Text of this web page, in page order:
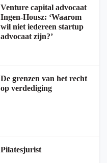
Venture capital advocaat
Ingen-Housz: ‘Waarom
wil niet iedereen startup
advocaat zijn?’
De grenzen van het recht
op verdediging
Pilatesjurist